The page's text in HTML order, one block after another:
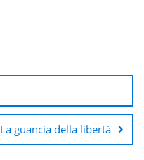
La guancia della libertà